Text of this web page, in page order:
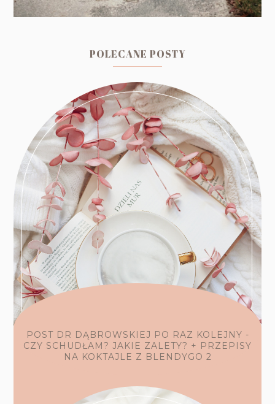
POLECANE POSTY
POST DR DĄBROWSKIEJ PO RAZ KOLEJNY -
CZY SCHUDŁAM? JAKIE ZALETY? + PRZEPISY
NA KOKTAJLE Z BLENDYGO 2